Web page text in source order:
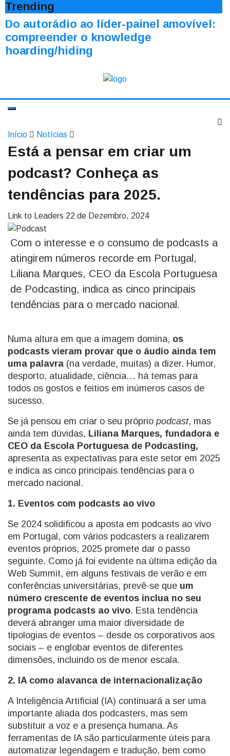
Trending
Do autorádio ao líder-painel amovível:
compreender o knowledge
hoarding/hiding
Início Notícias
Está a pensar em criar um
podcast? Conheça as
tendências para 2025.
Link to Leaders 22 de Dezembro, 2024
Com o interesse e o consumo de podcasts a
atingirem números recorde em Portugal,
Liliana Marques, CEO da Escola Portuguesa
de Podcasting, indica as cinco principais
tendências para o mercado nacional.
Numa altura em que a imagem domina, os
podcasts vieram provar que o áudio ainda tem
uma palavra (na verdade, muitas) a dizer. Humor,
desporto, atualidade, ciência… há temas para
todos os gostos e feitios em inúmeros casos de
sucesso.
Se já pensou em criar o seu próprio podcast, mas
ainda tem dúvidas, Liliana Marques, fundadora e
CEO da Escola Portuguesa de Podcasting,
apresenta as expectativas para este setor em 2025
e indica as cinco principais tendências para o
mercado nacional.
1. Eventos com podcasts ao vivo
Se 2024 solidificou a aposta em podcasts ao vivo
em Portugal, com vários podcasters a realizarem
eventos próprios, 2025 promete dar o passo
seguinte. Como já foi evidente na última edição da
Web Summit, em alguns festivais de verão e em
conferências universitárias, prevê-se que um
número crescente de eventos inclua no seu
programa podcasts ao vivo. Esta tendência
deverá abranger uma maior diversidade de
tipologias de eventos – desde os corporativos aos
sociais – e englobar eventos de diferentes
dimensões, incluindo os de menor escala.
2. IA como alavanca de internacionalização
A Inteligência Artificial (IA) continuará a ser uma
importante aliada dos podcasters, mas sem
substituir a voz e a presença humana. As
ferramentas de IA são particularmente úteis para
automatizar legendagem e tradução, bem como